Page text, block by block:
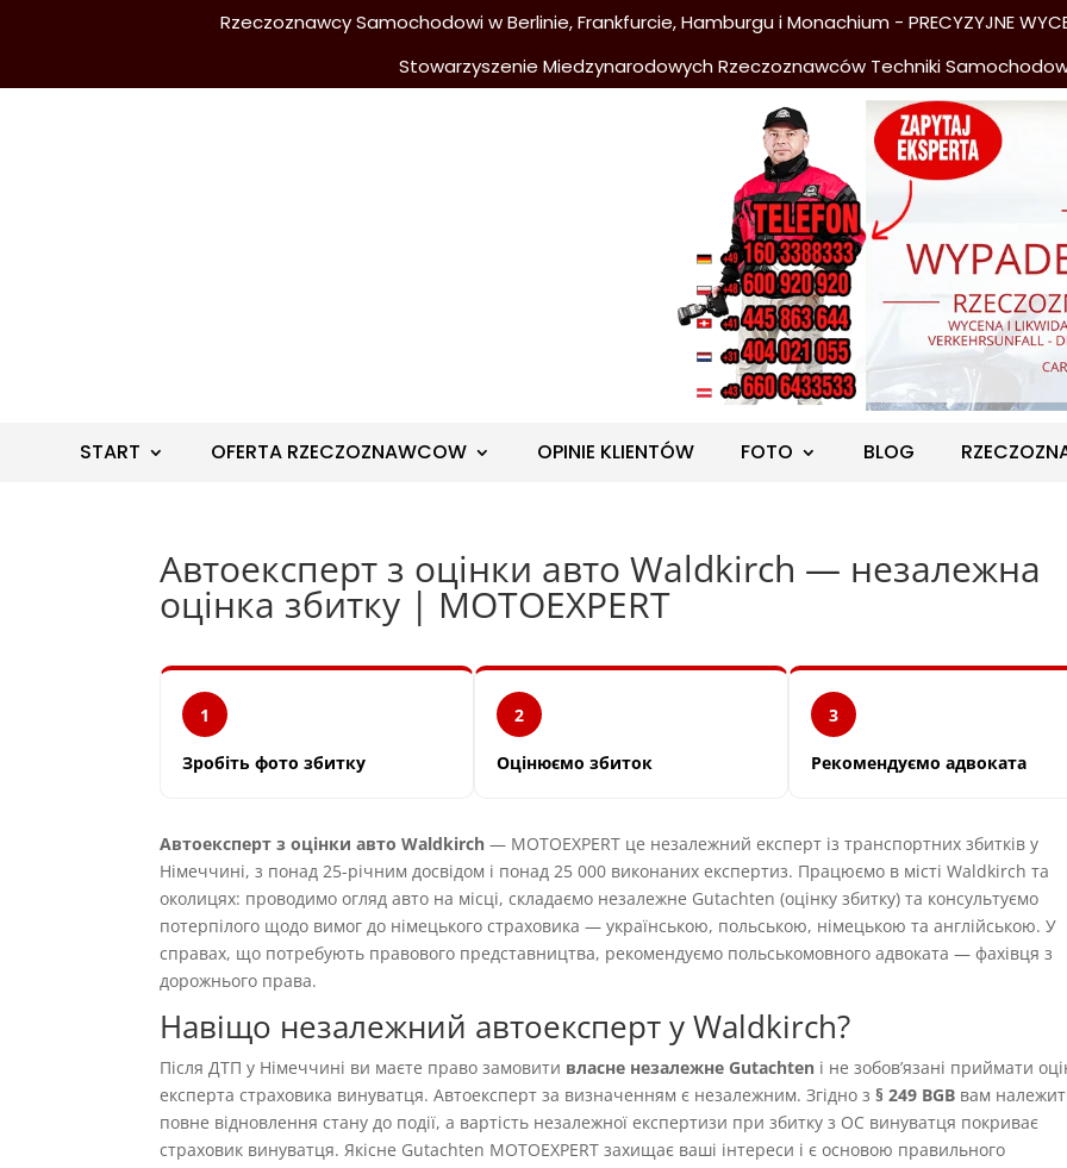
Rzeczoznawcy Samochodowi w Berlinie, Frankfurcie, Hamburgu i Monachium - PRECYZYJNE
Stowarzyszenie Miedzynarodowych Rzeczoznawców Techniki
START OFERTA RZECZOZNAWCOW OPINIE KLIENTÓW FOTO BLOG
Автоексперт з оцінки авто Waldkirch — незалежна
оцінка збитку | MOTOEXPERT
1
Зробіть фото збитку
2
Оцінюємо збиток
3
Рекомендуємо адвоката
Автоексперт з оцінки авто Waldkirch — MOTOEXPERT це незалежний експерт із транспортних збитків у
Німеччині, з понад 25-річним досвідом і понад 25 000 виконаних експертиз. Працюємо в місті Waldkirch та
околицях: проводимо огляд авто на місці, складаємо незалежне Gutachten (оцінку збитку) та консультуємо
потерпілого щодо вимог до німецького страховика — українською, польською, німецькою та англійською. У
справах, що потребують правового представництва, рекомендуємо польськомовного адвоката — фахівця з
дорожнього права.
Навіщо незалежний автоексперт у Waldkirch?
Після ДТП у Німеччині ви маєте право замовити власне незалежне Gutachten і не зобовʼязані приймати
експерта страховика винуватця. Автоексперт за визначенням є незалежним. Згідно з§ 249 BGB вам
повне відновлення стану до події, а вартість незалежної експертизи при збитку з OC винуватця покриває
страховик винуватця. Якісне Gutachten MOTOEXPERT захищає ваші інтереси і є основою правильного